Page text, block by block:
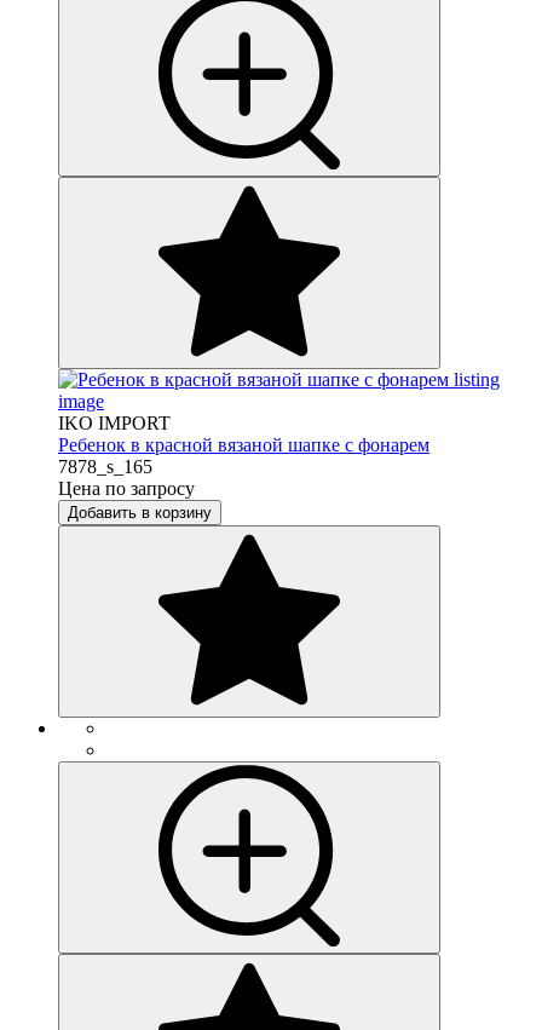
IKO IMPORT
Ребенок в красной вязаной шапке с фонарем
7878_s_165
Цена по запросу
Добавить в корзину